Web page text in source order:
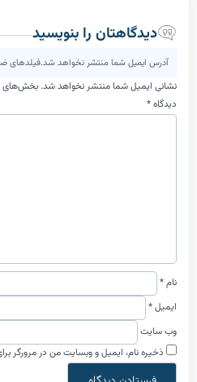
را بنویسید
شما منتشر نخواهد شد.فیلدهای ضروری مشخص
شما منتشر نخواهد شد.بخش‌های موردنیاز
ایمیل و وبسایت من در مرورگر برای زمانی که